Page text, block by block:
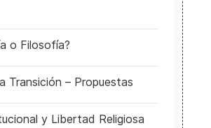
o Filosofía?
Transición – Propuestas
y Libertad Religiosa